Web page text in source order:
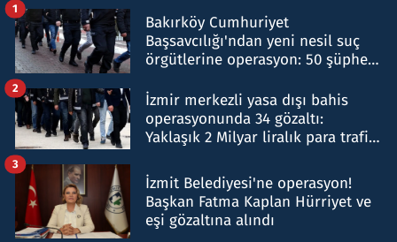
Bakırköy Cumhuriyet
Başsavcılığı'ndan yeni nesil suç
örgütlerine operasyon: 50 şüpheli
1
İzmir merkezli yasa dışı bahis
operasyonunda 34 gözaltı:
Yaklaşık 2 Milyar liralık para trafiği
2
İzmit Belediyesi'ne operasyon!
Başkan Fatma Kaplan Hürriyet ve
eşi gözaltına alındı
3